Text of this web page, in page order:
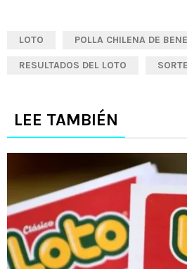
LOTO POLLA CHILENA DE
RESULTADOS DEL LOTO
LEE TAMBIÉN